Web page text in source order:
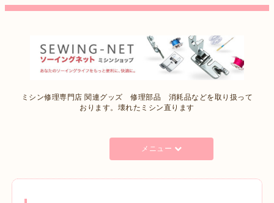
ミシン修理専門店 関連グッズ 修理部品 消耗品などを取り扱って
おります。壊れたミシン直ります
メニュー